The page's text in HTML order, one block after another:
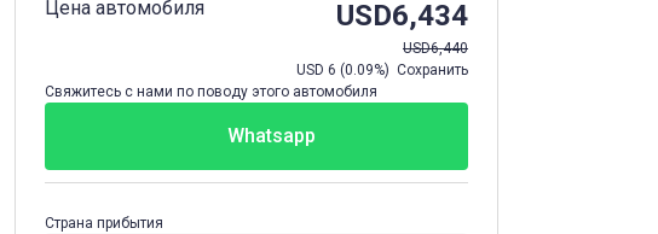
Цена автомобиля USD6,434
USD6,440
USD 6 (0.09%) Сохранить
Свяжитесь с нами по поводу этого автомобиля
Whatsapp
Страна прибытия